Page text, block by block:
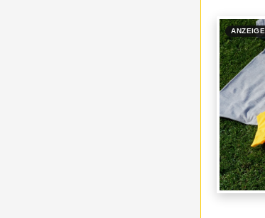
ANZEIGE